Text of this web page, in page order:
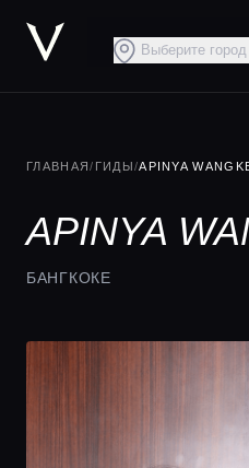
Выберите город
ГЛАВНАЯ/ ГИДЫ/APINYA
APINYA
БАНГКОКЕ